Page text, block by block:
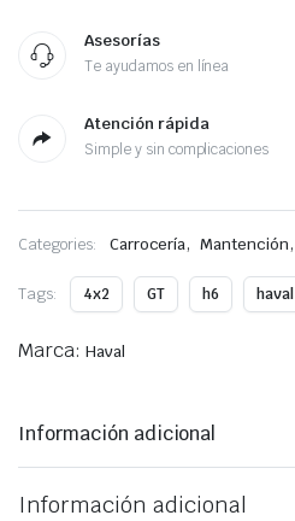
Asesorías
Te ayudamos en línea
Atención rápida
Simple y sin complicaciones
Categories: Carrocería, Mantención,
Tags: 4x2 GT h6 haval
Marca: Haval
Información adicional
Información adicional